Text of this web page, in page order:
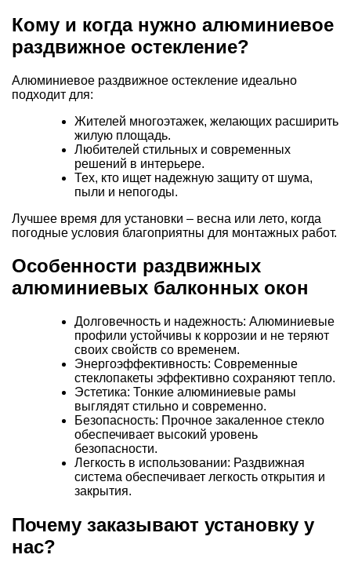
Кому и когда нужно алюминиевое
раздвижное остекление?
Алюминиевое раздвижное остекление идеально
подходит для:
Жителей многоэтажек, желающих расширить
жилую площадь.
Любителей стильных и современных
решений в интерьере.
Тех, кто ищет надежную защиту от шума,
пыли и непогоды.
Лучшее время для установки – весна или лето, когда
погодные условия благоприятны для монтажных работ.
Особенности раздвижных
алюминиевых балконных окон
Долговечность и надежность: Алюминиевые
профили устойчивы к коррозии и не теряют
своих свойств со временем.
Энергоэффективность: Современные
стеклопакеты эффективно сохраняют тепло.
Эстетика: Тонкие алюминиевые рамы
выглядят стильно и современно.
Безопасность: Прочное закаленное стекло
обеспечивает высокий уровень
безопасности.
Легкость в использовании: Раздвижная
система обеспечивает легкость открытия и
закрытия.
Почему заказывают установку у
нас?